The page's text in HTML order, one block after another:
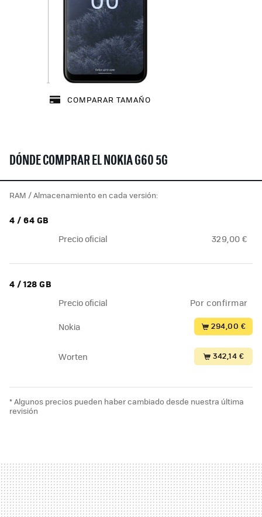
COMPARAR TAMAÑO
DÓNDE COMPRAR EL NOKIA G60 5G
RAM / Almacenamiento en cada versión:
4 / 64 GB
Precio oficial 329,00 €
4 / 128 GB
Precio oficial Por confirmar
Nokia 294,00 €
Worten 342,14 €
* Algunos precios pueden haber cambiado desde nuestra última
revisión